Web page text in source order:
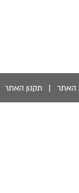
האתר | תקנון האתר